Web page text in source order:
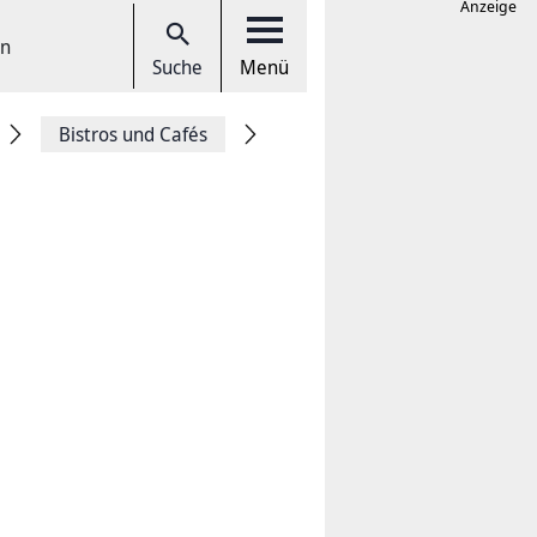
Suche Menü
Bistros und Cafés
Anzeige